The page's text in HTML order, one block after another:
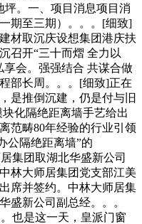
。一、项目消息项目消
期至三期）。。。[细致]
材取沉庆设想集团港庆扶
召开“三十而熠 全力以
享会。强强结合 共谋合做
部长周。。。[细致]正在
是推倒沉建，仍是付与旧
化隔绝距离墙手艺给出
范畴80年经验的行业引领
公隔绝距离墙”的
集团取湖北华盛新公司
林大师居集团党支部江美
席并签约。中林大师居集
盛新公司副总经。。。
也是这一天，皇派门窗